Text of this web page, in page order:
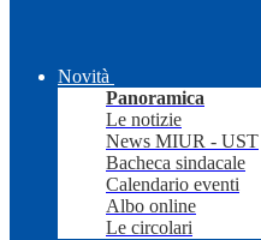
Novità
Panoramica
Le notizie
News MIUR - UST
Bacheca sindacale
Calendario eventi
Albo online
Le circolari